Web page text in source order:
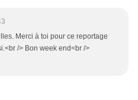
Merci à toi pour ce reportage
/> Bon week end<br />